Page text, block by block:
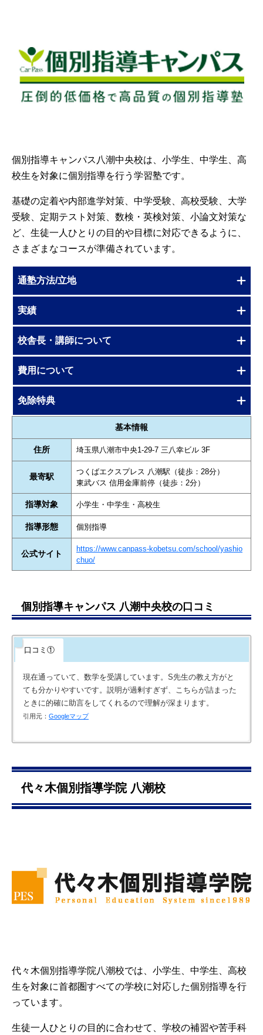
個別指導キャンパス八潮中央校は、小学生、中学生、高
校生を対象に個別指導を行う学習塾です。
基礎の定着や内部進学対策、中学受験、高校受験、大学
受験、定期テスト対策、数検・英検対策、小論文対策な
ど、生徒一人ひとりの目的や目標に対応できるように、
さまざまなコースが準備されています。
通塾方法/立地
実績
校舎長・講師について
費用について
免除特典
基本情報
住所 埼玉県八潮市中央1-29-7 三八幸ビル 3F
最寄駅
つくばエクスプレス 八潮駅（徒歩：28分）
東武バス 信用金庫前停（徒歩：2分）
指導対象 小学生・中学生・高校生
指導形態 個別指導
公式サイト
https://www.canpass-kobetsu.com/school/yashio
chuo/
個別指導キャンパス 八潮中央校の口コミ
口コミ①
現在通っていて、数学を受講しています。S先生の教え方がと
ても分かりやすいです。説明が過剰すぎず、こちらが詰まった
ときに的確に助言をしてくれるので理解が深まります。
引用元： Googleマップ
代々木個別指導学院 八潮校
代々木個別指導学院八潮校では、小学生、中学生、高校
生を対象に首都圏すべての学校に対応した個別指導を行
っています。
生徒一人ひとりの目的に合わせて、学校の補習や苦手科